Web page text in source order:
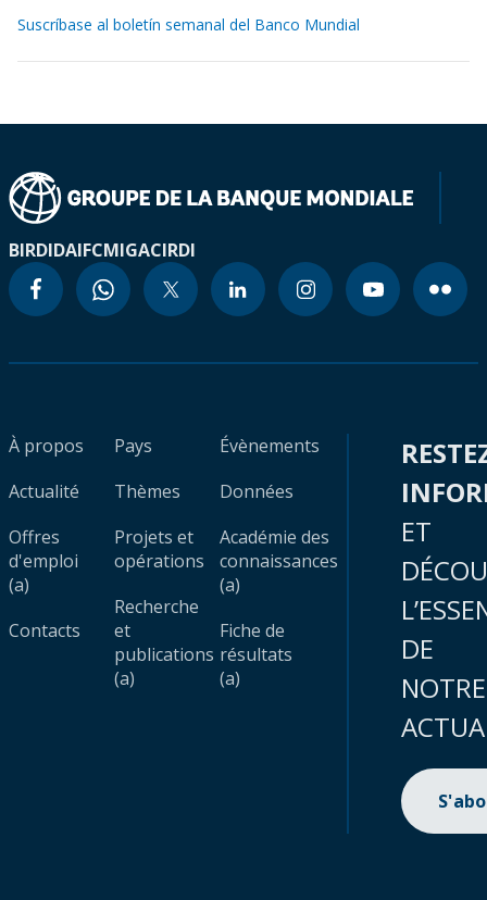
Suscríbase al boletín semanal del Banco Mundial
BIRDIDAIFCMIGACIRDI
À propos
Actualité
Offres
d'emploi
(a)
Contacts
Pays
Thèmes
Projets et
opérations
Recherche
et
publications
(a)
Évènements
Données
Académie des
connaissances
(a)
Fiche de
résultats
(a)
ET
DE
NOTRE